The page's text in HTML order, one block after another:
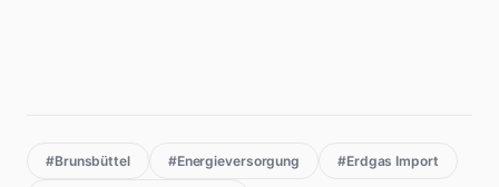
#Brunsbüttel #Energieversorgung #Erdgas Import